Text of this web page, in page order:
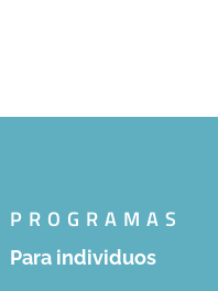
PROGRAMAS
Para individuos